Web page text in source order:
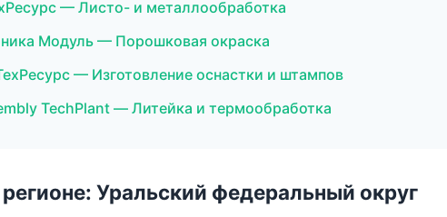
— Листо- и металлообработка
Модуль — Порошковая окраска
— Изготовление оснастки и штампов
TechPlant — Литейка и термообработка
Уральский федеральный округ